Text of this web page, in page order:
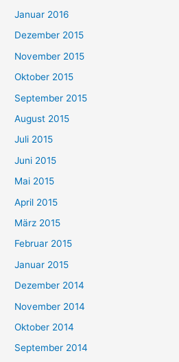
Januar 2016
Dezember 2015
November 2015
Oktober 2015
September 2015
August 2015
Juli 2015
Juni 2015
Mai 2015
April 2015
März 2015
Februar 2015
Januar 2015
Dezember 2014
November 2014
Oktober 2014
September 2014